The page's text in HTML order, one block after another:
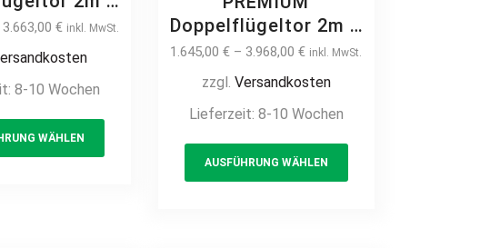
/
auf Maß
Flügeltor
klassisch
3.663,00 € inkl. MwSt.
8-10 Wochen
WÄHLEN
This
Doppelflügeltor 2m –
6m manuell /
elektrisch
Kreuzmuster auf Maß
Doppeltor Flügeltor
Hoftor Einfahrtstor
vertikal klassisch
1.645,00€ – 3.968,00€ inkl. MwSt.
zzgl. Versandkosten
Lieferzeit: 8-10 Wochen
AUSFÜHRUNG WÄHLEN
This